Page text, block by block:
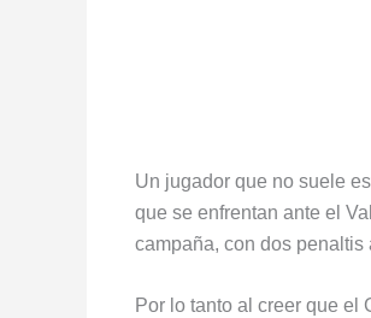
Un jugador que no suele
que se enfrentan ante el
campaña, con dos penaltis
Por lo tanto al creer que el